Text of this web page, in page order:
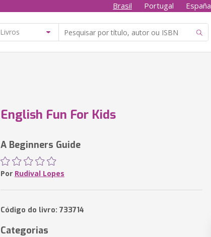
Brasil Portugal España
English Fun For Kids
A Beginners Guide
Por Rudival Lopes
Código do livro: 733714
Categorias